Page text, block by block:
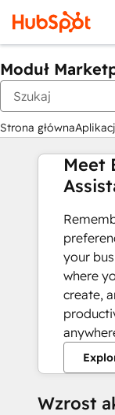
Moduł
Strona główna
Meet
your
where
create,
Wzrost